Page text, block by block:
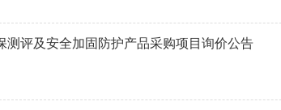
评及安全加固防护产品采购项目询价公告